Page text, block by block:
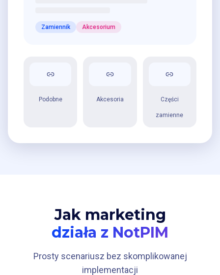
Zamiennik Akcesorium
Podobne Akcesoria Części
zamienne
Jak marketing
działa z NotPIM
Prosty scenariusz bez skomplikowanej
implementacji